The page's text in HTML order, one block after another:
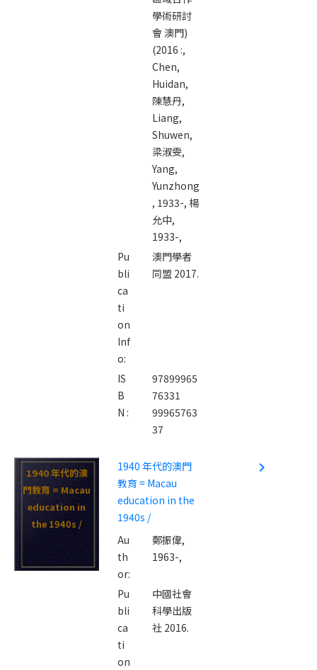
學術研討
會 澳門)
(2016 :,
Chen,
Huidan,
陳慧丹,
Liang,
Shuwen,
梁淑雯,
Yang,
Yunzhong
, 1933-, 楊
允中,
1933-,
Pu
bli
ca
ti
on
Inf
o:
澳門學者
同盟 2017.
IS
B
N :
97899965
76331
99965763
37
1940 年代的澳
門教育 = Macau
education in
the 1940s /
1940 年代的澳門
教育 = Macau
education in the
1940s /
Au
th
or:
鄭振偉,
1963-,
Pu
bli
ca
ti
on
中國社會
科學出版
社 2016.
navigate_next